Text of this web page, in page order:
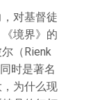
对基督徒
境界》的
（Rienk
时是著名
为什么现